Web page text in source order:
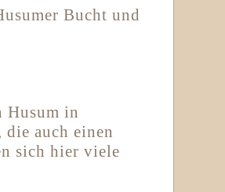
Bucht und
Husum in
auch einen
sich hier viele